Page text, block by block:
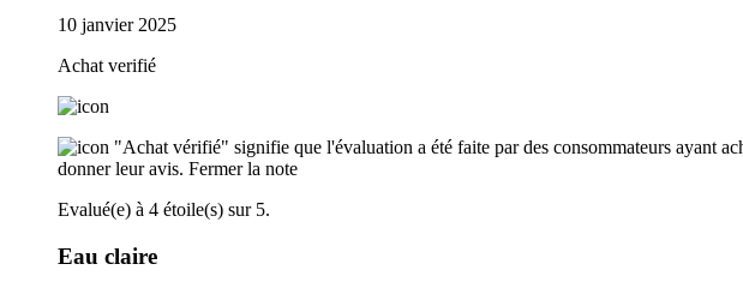
10 janvier 2025
Achat verifié
"Achat vérifié" signifie que l'évaluation a été faite par des consommateurs ayant
donner leur avis. Fermer la note
Evalué(e) à 4 étoile(s) sur 5.
Eau claire